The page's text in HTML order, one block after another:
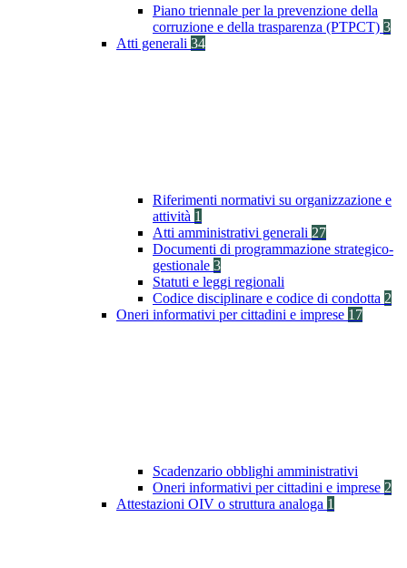
Piano triennale per la prevenzione della
corruzione e della trasparenza (PTPCT) 3
Atti generali 34
Riferimenti normativi su organizzazione e
attività 1
Atti amministrativi generali 27
Documenti di programmazione strategico-
gestionale 3
Statuti e leggi regionali
Codice disciplinare e codice di condotta 2
Oneri informativi per cittadini e imprese 17
Scadenzario obblighi amministrativi
Oneri informativi per cittadini e imprese 2
Attestazioni OIV o struttura analoga 1